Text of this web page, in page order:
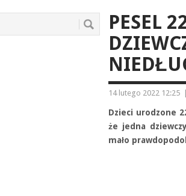
PESEL
14 lutego 2022 12:25
Dzieci urodzone
że jedna
mało